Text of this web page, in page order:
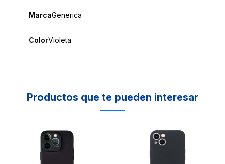
MarcaGenerica
ColorVioleta
Productos que te pueden interesar